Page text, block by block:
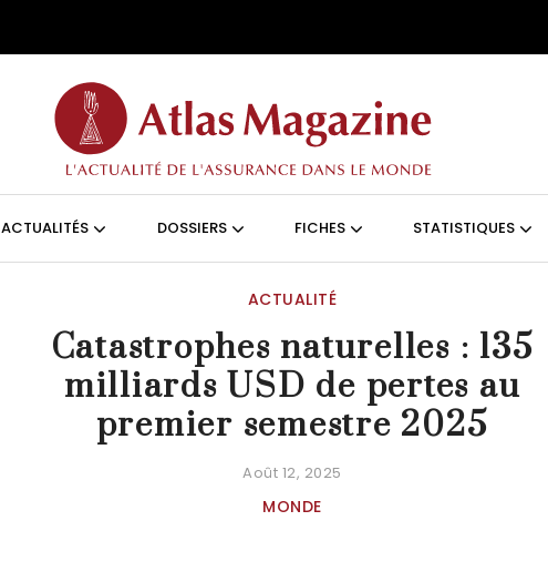
ACTUALITÉS DOSSIERS FICHES STATISTIQUES
ACTUALITÉ
Catastrophes naturelles : 135
milliards USD de pertes au
premier semestre 2025
Août 12, 2025
MONDE